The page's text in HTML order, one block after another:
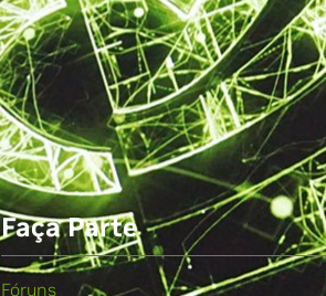
Faça Parte
Fóruns